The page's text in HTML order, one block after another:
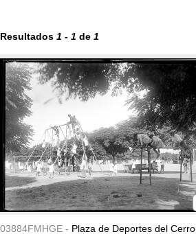
Resultados 1 - 1 de 1
03884FMHGE - Plaza de Deportes del Cerro.